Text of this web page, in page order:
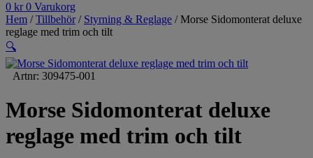
0 kr 0 Varukorg
Hem /Tillbehör/ Styrning & Reglage / Morse Sidomonterat deluxe
reglage med trim och tilt
🔍
Artnr: 309475-001
Morse Sidomonterat deluxe
reglage med trim och tilt